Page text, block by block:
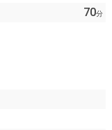
70分